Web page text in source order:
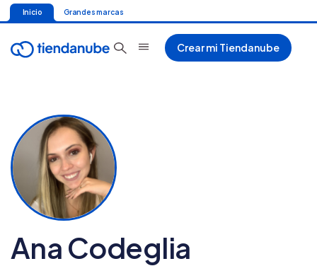
Inicio Grandes marcas
Crear mi Tiendanube
Ana Codeglia